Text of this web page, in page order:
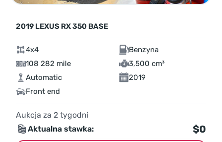
2019 LEXUS RX 350 BASE
4x4
Benzyna
108 282 mile
3,500 cm³
Automatic
2019
Front end
Aukcja za 2 tygodni
Aktualna stawka:
$0